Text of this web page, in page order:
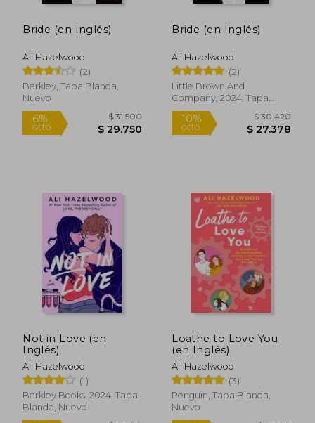
10%
dcto. $ 49.050
10%
dcto. $
Bride (en Inglés)
Ali Hazelwood
(2)
Berkley, Tapa Blanda,
Nuevo
Bride (en Inglés)
Ali Hazelwood
(2)
Little Brown And
Company, 2024, Tapa
Blanda, Nuevo
Not in Love (en
Inglés)
Ali Hazelwood
(1)
Berkley Books, 2024, Tapa
Blanda, Nuevo
Loathe to Love You
(en Inglés)
Ali Hazelwood
(3)
Penguin, Tapa Blanda,
Nuevo